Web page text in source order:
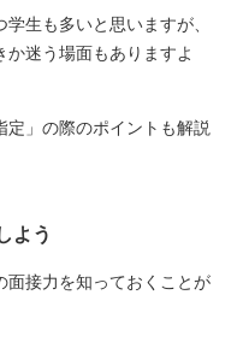
生も多いと思いますが、
迷う場面もありますよ
定」の際のポイントも解説
よう
面接力を知っておくことが